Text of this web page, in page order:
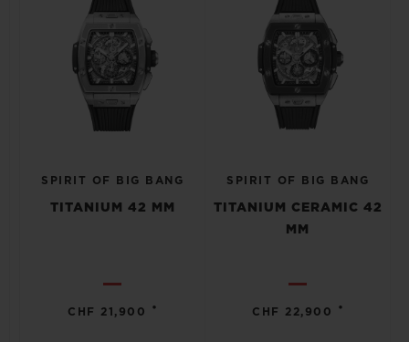
SPIRIT OF BIG BANG
TITANIUM 42 MM
CHF 21,900 •
SPIRIT OF BIG BANG
TITANIUM CERAMIC 42
MM
CHF 22,900 •